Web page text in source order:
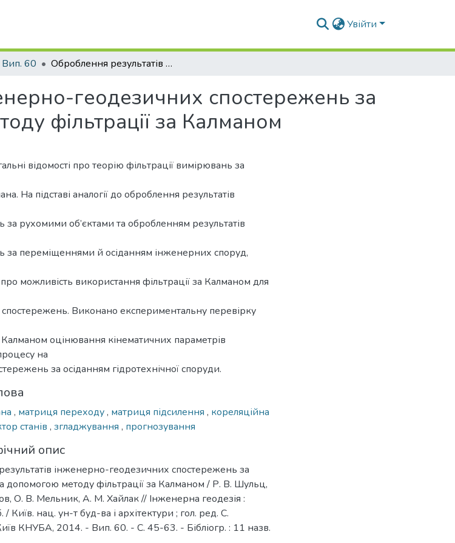
Увійти
Вип. 60 Оброблення результатів інженерно-геодезичних спостережень за осіданнями за допомогою методу фільтрації за Калманом
геодезичних спостережень за
фільтрації за Калманом
відомості про теорію фільтрації вимірювань за
На підставі аналогії до оброблення результатів
за рухомими об’єктами та обробленням результатів
за переміщеннями й осіданням інженерних споруд,
можливість використання фільтрації за Калманом для
Виконано експериментальну перевірку
Калманом оцінювання кінематичних параметрів
на
за осіданням гідротехнічної споруди.
, матриця переходу, матриця підсилення , кореляційна
станів , згладжування , прогнозування
опис
інженерно-геодезичних спостережень за
допомогою методу фільтрації за Калманом / Р. В. Шульц,
О. В. Мельник, А. М. Хайлак // Інженерна геодезія :
/ Київ. нац. ун-т буд-ва і архітектури ; гол. ред. С.
КНУБА, 2014. - Вип. 60. - С. 45-63. - Бібліогр. : 11 назв.